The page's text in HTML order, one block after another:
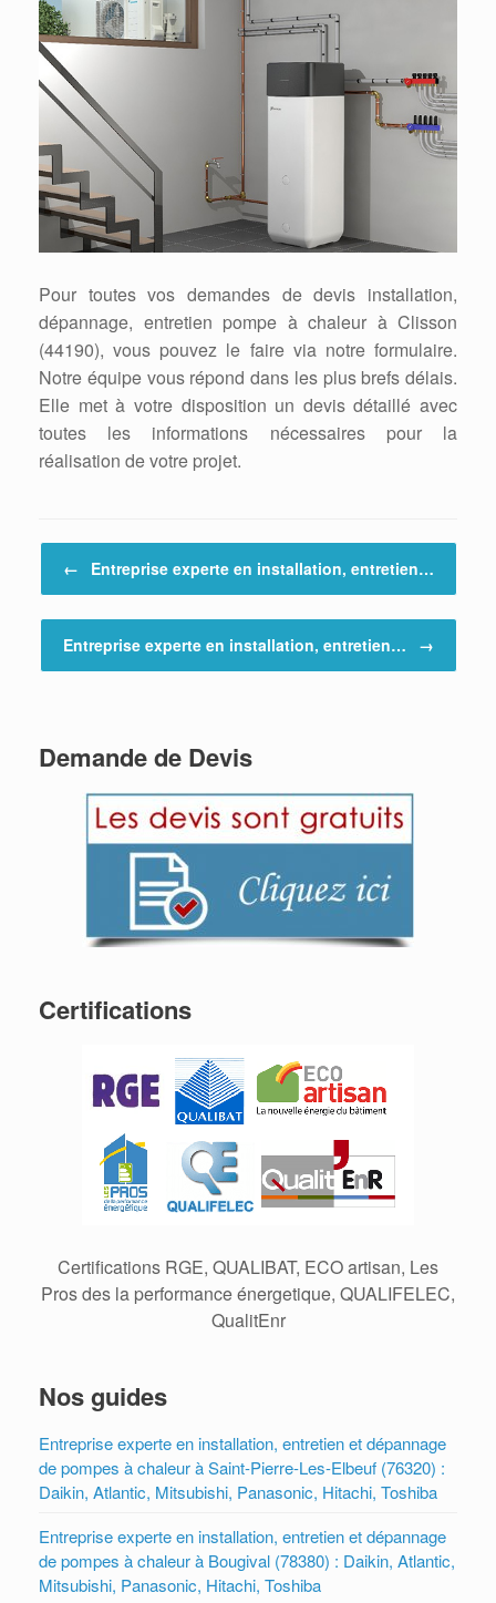
Pour toutes vos demandes de devis installation,
dépannage, entretien pompe à chaleur à Clisson
(44190), vous pouvez le faire via notre formulaire.
Notre équipe vous répond dans les plus brefs délais.
Elle met à votre disposition un devis détaillé avec
toutes les informations nécessaires pour la
réalisation de votre projet.
← Entreprise experte en installation, entretien…
Entreprise experte en installation, entretien… →
Demande de Devis
Certifications
Certifications RGE, QUALIBAT, ECO artisan, Les
Pros des la performance énergetique, QUALIFELEC,
QualitEnr
Nos guides
Entreprise experte en installation, entretien et dépannage
de pompes à chaleur à Saint-Pierre-Les-Elbeuf (76320) :
Daikin, Atlantic, Mitsubishi, Panasonic, Hitachi, Toshiba
Entreprise experte en installation, entretien et dépannage
de pompes à chaleur à Bougival (78380) : Daikin, Atlantic,
Mitsubishi, Panasonic, Hitachi, Toshiba